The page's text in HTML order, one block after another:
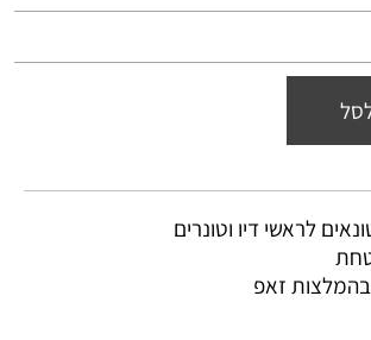
לראשי דיו וטונרים
בהמלצות זאפ